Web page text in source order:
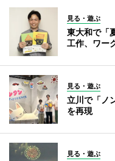
見る・遊ぶ
東大和で「
工作、ワー
見る・遊ぶ
立川で「ノ
を再現
見る・遊ぶ